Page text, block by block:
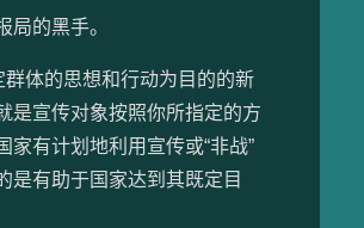
局的黑手。
体的思想和行动为目的的新
是宣传对象按照你所指定的方
有计划地利用宣传或“非战”
是有助于国家达到其既定目